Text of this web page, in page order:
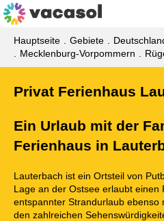
Hauptseite Gebiete
Mecklenburg-Vorpommern
Privat Ferienhaus
Ein Urlaub mit der
Ferienhaus in
Lauterbach ist ein Ortsteil von
Lage an der Ostsee erlaubt einen
entspannter Strandurlaub ebenso
den zahlreichen